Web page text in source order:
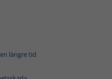
längre tid